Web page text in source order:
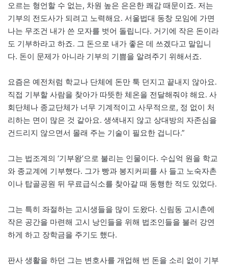
오르는 형언할 수 없는, 차원 높은 은은한 쾌감 때문이죠. 저는
기부의 전도사가 되려고 노력해요. 서울법대 동창 모임에 가면
나는 무조건 내가 쓴 모자를 벗어 돌립니다. 거기에 작은 돈이라
도 기부하라고 하죠. 그 돈으로 내가 좋은 데 쓰겠다고 말입니
다. 돈이 문제가 아니라 기부의 기쁨을 알려주기 위해서죠.
요즘은 예전처럼 학교나 단체에 돈만 툭 던지고 끝내지 않아요.
직접 기부할 사람을 찾아가 따뜻한 체온을 전달해줘야 해요. 사
회단체나 종교단체가 너무 기계적이고 사무적으로, 정 없이 처
리하는 면이 많은 것 같아요. 생색내지 않고 상대방의 자존심을
건드리지 않으면서 몰래 주는 기술이 필요한 겁니다.”
그는 법조계의 ‘기부왕’으로 불리는 인물이다. 수십억 원을 학교
와 종교계에 기부했다. 그가 빵과 봉지커피를 사 들고 노숙자촌
이나 탑골공원 뒤 무료급식소를 찾아갈 때 동행한 적도 있었다.
그는 특히 좌절하는 고시생들을 많이 도왔다. 신림동 고시촌에
작은 공간을 마련해 고시 낭인들을 위해 법조인들을 불러 강연
하게 하고 장학금을 주기도 했다.
판사 생활을 하던 그는 변호사를 개업해 번 돈을 소리 없이 기부